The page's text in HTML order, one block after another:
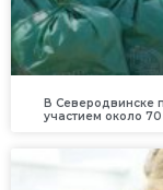
В Северодвинске
участием около